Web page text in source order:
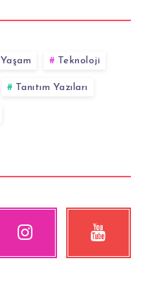
Yaşam Teknoloji
Tanıtım Yazıları
Instagram YouTube
Videolara